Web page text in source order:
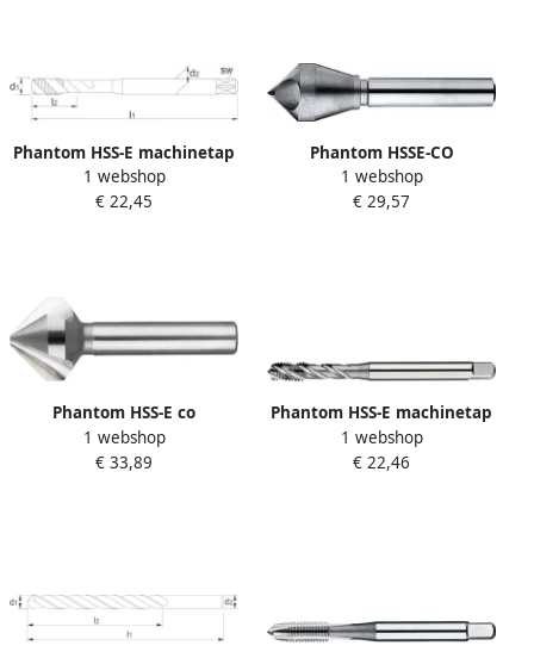
Phantom HSS-E machinetap
DIN371 40gr
M10x1.5x100mm
1 webshop
€ 22,45
Phantom HSSE-CO
verzinkfrees schuin gat
10mm 90gr.
1 webshop
€ 29,57
Phantom HSS-E co
verzinkfrees 3 snijkanten
14.4mm 90gr.
1 webshop
€ 33,89
Phantom HSS-E machinetap
DIN371 40gr M4x0.7x63mm
1 webshop
€ 22,46